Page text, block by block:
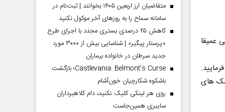
عمیقا
های
متقاضیان ارز اربعین ۱۴۰۵ بخوانند | ثبت‌نام در
سامانه سماح را به روز‌های آخر موکول نکنید
کاهش ۲۵ درصدی بستری مجدد با اجرای طرح
«پرستار پیگیر» | شناسایی بیش از ۳۰۰۰ مورد
جدید سرطان در خانواده بیماران
Castlevania: Belmont’s Curse؛ بازگشت
باشکوه شکارچیان خون‌آشام
روی هر لینکی کلیک نکنید، دام کلاهبرداران
سایبری همین‌جاست